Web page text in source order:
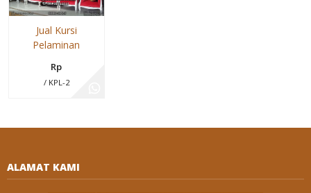
Jual Kursi
Pelaminan
Rp
/ KPL-2
ALAMAT KAMI